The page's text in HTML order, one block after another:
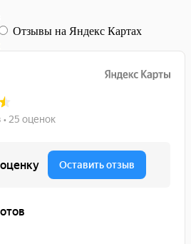
Отзывы на Яндекс Картах